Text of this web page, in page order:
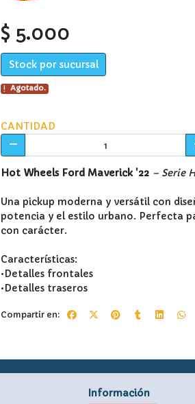
$ 5.000
Stock por sucursal
Agotado.
CANTIDAD
Hot Wheels Ford Maverick '22 – Serie
Una pickup moderna y versátil con
potencia y el estilo urbano. Perfecta
con carácter.
Características:
•Detalles frontales
•Detalles traseros
Compartir en:
Información